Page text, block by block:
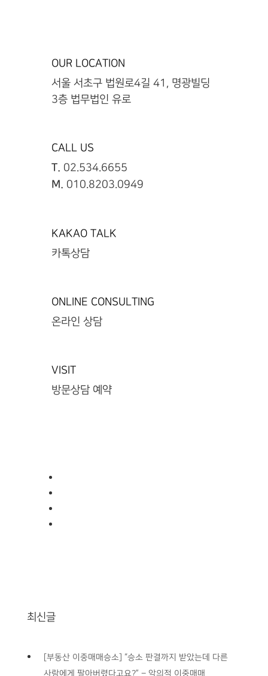
OUR LOCATION
서울 서초구 법원로4길 41, 명광빌딩
3층 법무법인 유로
CALL US
T. 02.534.6655
M. 010.8203.0949
KAKAO TALK
카톡상담
ONLINE CONSULTING
온라인 상담
VISIT
방문상담 예약
최신글
[부동산 이중매매승소] “승소 판결까지 받았는데 다른
사람에게 팔아버렸다고요?” – 악의적 이중매매